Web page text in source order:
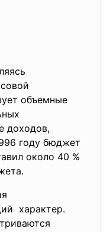
объемные
доходов,
году бюджет
около 40 %
характер.